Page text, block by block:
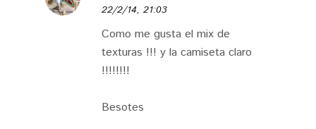
22/2/14, 21:03
Como me gusta el mix de
texturas !!! y la camiseta claro
!!!!!!!!
Besotes